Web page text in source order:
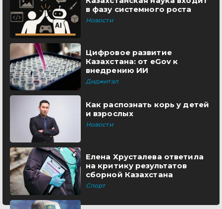
в фазу системного роста
Новости
Цифровое развитие
Казахстана: от eGov к
внедрению ИИ
Диджитал
Как распознать корь у детей
и взрослых
Новости
Елена Хрусталева ответила
на критику результатов
сборной Казахстана
Спорт